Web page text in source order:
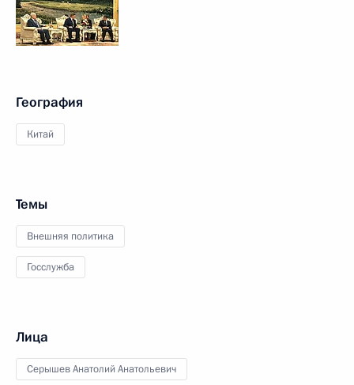
География
Китай
Темы
Внешняя политика
Госслужба
Лица
Серышев Анатолий Анатольевич